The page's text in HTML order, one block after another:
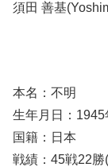
須田 善基
本名：不明
生年月日：1945
国籍：日本
戦績：45戦22